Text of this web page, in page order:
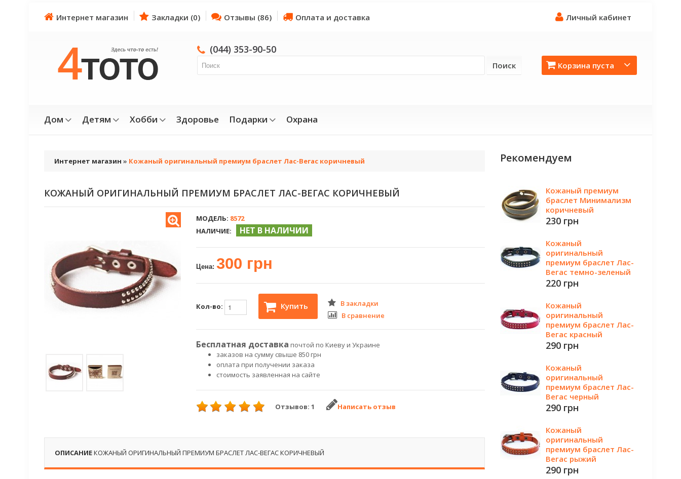
Интернет магазин Закладки (0) Отзывы (86) Оплата и доставка Личный кабинет
Корзина пуста
(044) 353-90-50
Поиск
Дом Детям Хобби Здоровье Подарки Охрана
Интернет магазин » Кожаный оригинальный премиум браслет Лас-Вегас коричневый
КОЖАНЫЙ ОРИГИНАЛЬНЫЙ ПРЕМИУМ БРАСЛЕТ ЛАС-ВЕГАС КОРИЧНЕВЫЙ
МОДЕЛЬ: 8572
НАЛИЧИЕ:
НЕТ В НАЛИЧИИ
Цена: 300 грн
Кол-во: Купить
В закладки
В сравнение
Бесплатная доставка почтой по Киеву и Украине
заказов на сумму свыше 850 грн
оплата при получении заказа
стоимость заявленная на сайте
Отзывов: 1 Написать отзыв
ОПИСАНИЕКОЖАНЫЙ ОРИГИНАЛЬНЫЙ ПРЕМИУМ БРАСЛЕТ ЛАС-ВЕГАС КОРИЧНЕВЫЙ
Рекомендуем
Кожаный премиум
браслет Минимализм
коричневый
230 грн
Кожаный
оригинальный
премиум браслет Лас-
Вегас темно-зеленый
220 грн
Кожаный
оригинальный
премиум браслет Лас-
Вегас красный
290 грн
Кожаный
оригинальный
премиум браслет Лас-
Вегас черный
290 грн
Кожаный
оригинальный
премиум браслет Лас-
Вегас рыжий
290 грн